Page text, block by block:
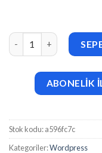
Fable (v1.4.4)
ABONELİK
Stok kodu:a596fc7c
Kategoriler:Wordpress